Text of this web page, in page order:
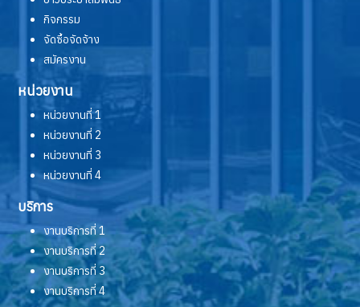
กิจกรรม
จัดซื้อจัดจ้าง
สมัครงาน
หน่วยงาน
หน่วยงานที่ 1
หน่วยงานที่ 2
หน่วยงานที่ 3
หน่วยงานที่ 4
บริการ
งานบริการที่ 1
งานบริการที่ 2
งานบริการที่ 3
งานบริการที่ 4